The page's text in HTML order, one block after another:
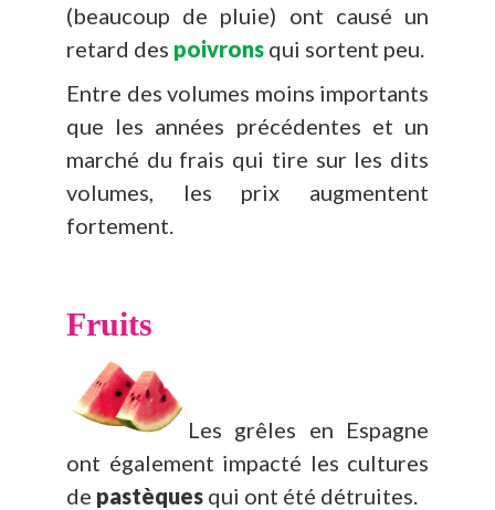
(beaucoup de pluie) ont causé un
retard des poivrons qui sortent peu.
Entre des volumes moins importants
que les années précédentes et un
marché du frais qui tire sur les dits
volumes, les prix augmentent
fortement.
Fruits
Les grêles en Espagne
ont également impacté les cultures
de pastèques qui ont été détruites.